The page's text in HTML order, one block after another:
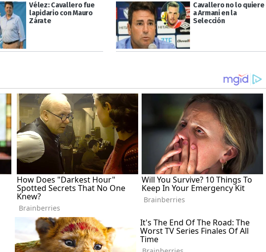
Vélez: Cavallero fue
lapidario con Mauro
Zárate
Cavallero no lo quiere
a Armani en la
Selección